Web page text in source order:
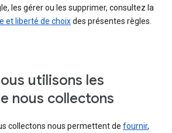
les gérer ou les supprimer, consultez la
et liberté de choixdes présentes règles.
utilisons les
nous collectons
collectons nous permettent de fournir,